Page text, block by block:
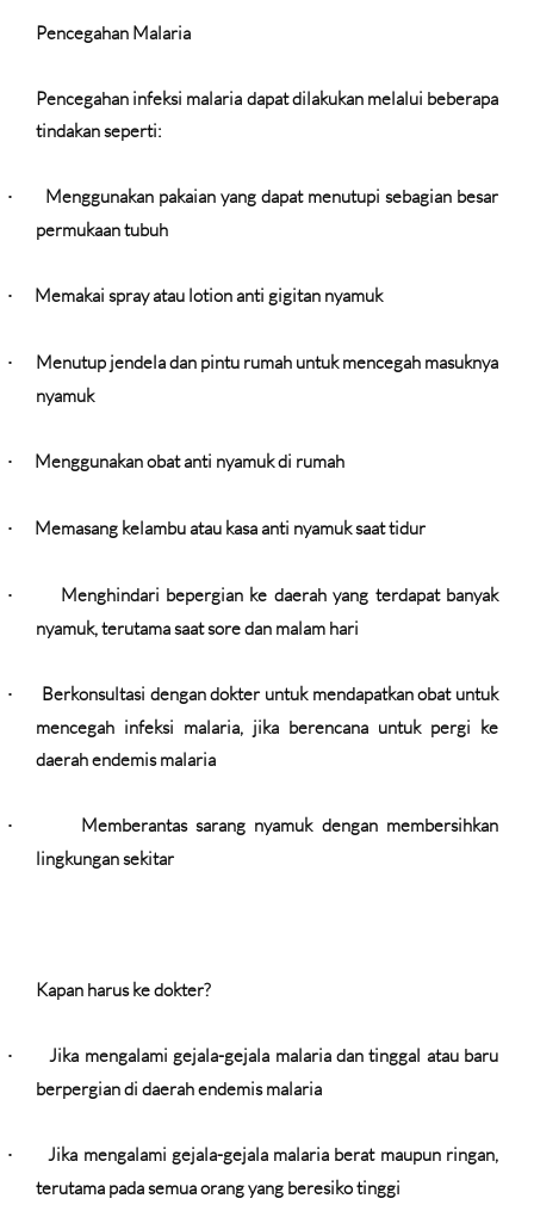
Pencegahan Malaria
Pencegahan infeksi malaria dapat dilakukan melalui beberapa
tindakan seperti:
·
Menggunakan pakaian yang dapat menutupi sebagian besar
permukaan tubuh
· Memakai spray atau lotion anti gigitan nyamuk
·
Menutup jendela dan pintu rumah untuk mencegah masuknya
nyamuk
· Menggunakan obat anti nyamuk di rumah
· Memasang kelambu atau kasa anti nyamuk saat tidur
·
Menghindari bepergian ke daerah yang terdapat banyak
nyamuk, terutama saat sore dan malam hari
·
Berkonsultasi dengan dokter untuk mendapatkan obat untuk
mencegah infeksi malaria, jika berencana untuk pergi ke
daerah endemis malaria
·
Memberantas sarang nyamuk dengan membersihkan
lingkungan sekitar
Kapan harus ke dokter?
·
Jika mengalami gejala-gejala malaria dan tinggal atau baru
berpergian di daerah endemis malaria
·
Jika mengalami gejala-gejala malaria berat maupun ringan,
terutama pada semua orang yang beresiko tinggi